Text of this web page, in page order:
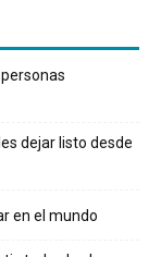
dejar listo desde
en el mundo